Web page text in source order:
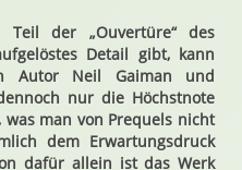
der „Ouvertüre“ des
Detail gibt, kann
Autor Neil Gaiman und
nur die Höchstnote
man von Prequels nicht
dem Erwartungsdruck
dafür allein ist das Werk